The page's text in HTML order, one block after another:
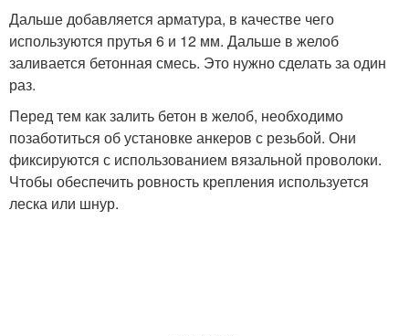
Дальше добавляется арматура, в качестве чего
используются прутья 6 и 12 мм. Дальше в желоб
заливается бетонная смесь. Это нужно сделать за один
раз.
Перед тем как залить бетон в желоб, необходимо
позаботиться об установке анкеров с резьбой. Они
фиксируются с использованием вязальной проволоки.
Чтобы обеспечить ровность крепления используется
леска или шнур.